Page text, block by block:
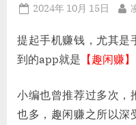
Posted
2024年 10月 15日
提起手机赚钱，尤其是
到的app就是 【趣闲赚】
小编也曾推荐过多次，
也多，趣闲赚之所以深